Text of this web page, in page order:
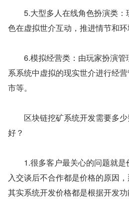
5.大型多人在线角色扮演类：
色在虚拟世介互动，推进情节和环
6.模拟经营类：由玩家扮演管
系系统中虚拟的现实世介进行经
市等。
区块链挖矿系统开发需要多少
好？
1.很多客户最关心的问题就是
入交谈后不合作都是价格的原因，
其实系统开发价格都是根据开发